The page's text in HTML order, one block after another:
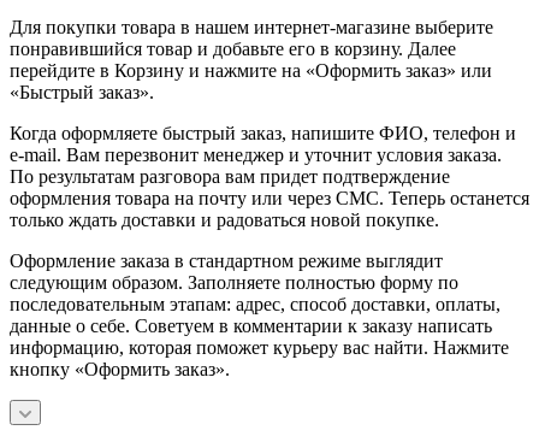
Для покупки товара в нашем интернет-магазине выберите
понравившийся товар и добавьте его в корзину. Далее
перейдите в Корзину и нажмите на «Оформить заказ» или
«Быстрый заказ».
Когда оформляете быстрый заказ, напишите ФИО, телефон и
e-mail. Вам перезвонит менеджер и уточнит условия заказа.
По результатам разговора вам придет подтверждение
оформления товара на почту или через СМС. Теперь останется
только ждать доставки и радоваться новой покупке.
Оформление заказа в стандартном режиме выглядит
следующим образом. Заполняете полностью форму по
последовательным этапам: адрес, способ доставки, оплаты,
данные о себе. Советуем в комментарии к заказу написать
информацию, которая поможет курьеру вас найти. Нажмите
кнопку «Оформить заказ».